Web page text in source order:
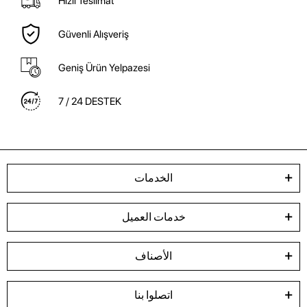
Güvenli Alışveriş
Geniş Ürün Yelpazesi
7 / 24 DESTEK
الخدمات
خدمات العميل
الأصناف
اتصلوا بنا